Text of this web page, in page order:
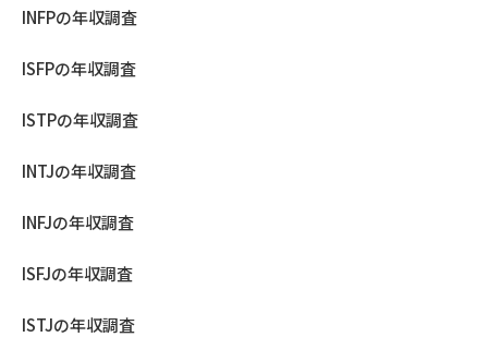
INFPの年収調査
ISFPの年収調査
ISTPの年収調査
INTJの年収調査
INFJの年収調査
ISFJの年収調査
ISTJの年収調査